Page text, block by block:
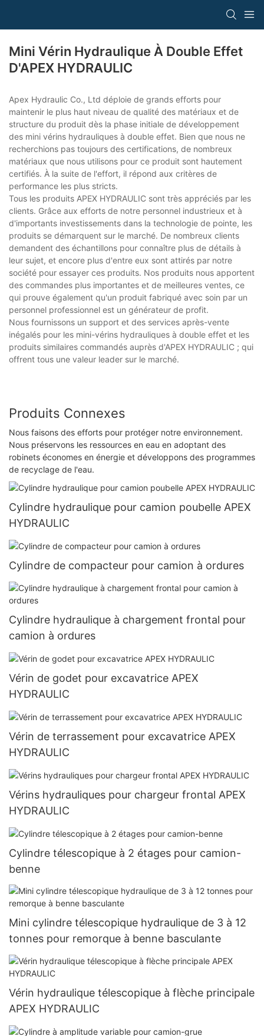
Mini Vérin Hydraulique À Double Effet
D'APEX HYDRAULIC
Apex Hydraulic Co., Ltd déploie de grands efforts pour
maintenir le plus haut niveau de qualité des matériaux et de
structure du produit dès la phase initiale de développement
des mini vérins hydrauliques à double effet. Bien que nous ne
recherchions pas toujours des certifications, de nombreux
matériaux que nous utilisons pour ce produit sont hautement
certifiés. À la suite de l'effort, il répond aux critères de
performance les plus stricts.
Tous les produits APEX HYDRAULIC sont très appréciés par les
clients. Grâce aux efforts de notre personnel industrieux et à
d'importants investissements dans la technologie de pointe, les
produits se démarquent sur le marché. De nombreux clients
demandent des échantillons pour connaître plus de détails à
leur sujet, et encore plus d'entre eux sont attirés par notre
société pour essayer ces produits. Nos produits nous apportent
des commandes plus importantes et de meilleures ventes, ce
qui prouve également qu'un produit fabriqué avec soin par un
personnel professionnel est un générateur de profit.
Nous fournissons un support et des services après-vente
inégalés pour les mini-vérins hydrauliques à double effet et les
produits similaires commandés auprès d'APEX HYDRAULIC ; qui
offrent tous une valeur leader sur le marché.
Produits Connexes
Nous faisons des efforts pour protéger notre environnement.
Nous préservons les ressources en eau en adoptant des
robinets économes en énergie et développons des programmes
de recyclage de l'eau.
Cylindre hydraulique pour camion poubelle APEX
HYDRAULIC
Cylindre de compacteur pour camion à ordures
Cylindre hydraulique à chargement frontal pour
camion à ordures
Vérin de godet pour excavatrice APEX
HYDRAULIC
Vérin de terrassement pour excavatrice APEX
HYDRAULIC
Vérins hydrauliques pour chargeur frontal APEX
HYDRAULIC
Cylindre télescopique à 2 étages pour camion-
benne
Mini cylindre télescopique hydraulique de 3 à 12
tonnes pour remorque à benne basculante
Vérin hydraulique télescopique à flèche principale
APEX HYDRAULIC